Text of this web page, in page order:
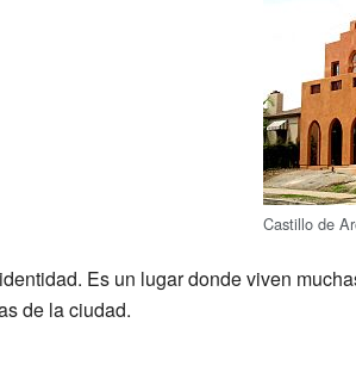
Castillo de
Es un lugar donde viven
de la ciudad.